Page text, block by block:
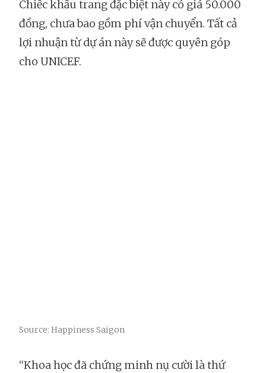
Chiếc khẩu trang đặc biệt này có giá 50.000
đồng, chưa bao gồm phí vận chuyển. Tất cả
lợi nhuận từ dự án này sẽ được quyên góp
cho UNICEF.
Source: Happiness Saigon
“Khoa học đã chứng minh nụ cười là thứ